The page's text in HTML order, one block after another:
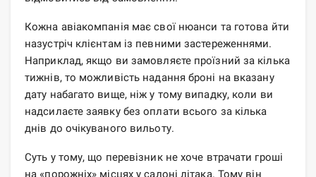
Кожна авіакомпанія має свої нюанси та готова йти
назустріч клієнтам із певними застереженнями.
Наприклад, якщо ви замовляєте проїзний за кілька
тижнів, то можливість надання броні на вказану
дату набагато вище, ніж у тому випадку, коли ви
надсилаєте заявку без оплати всього за кілька
днів до очікуваного вильоту.
Суть у тому, що перевізник не хоче втрачати гроші
на «порожніх» місцях у салоні літака. Тому він